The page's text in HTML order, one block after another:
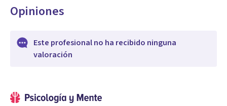
Opiniones
Este profesional no ha recibido ninguna
valoración